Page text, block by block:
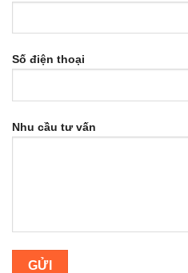
Số điện thoại
Nhu cầu tư vấn